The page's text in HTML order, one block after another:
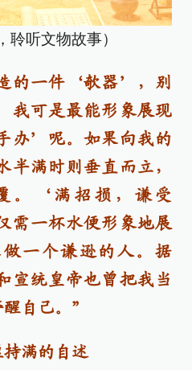
聆听文物故事）
的一件‘欹器’，别
我可是最能形象展现
办’呢。如果向我的
半满时则垂直而立，
。‘满招损，谦受
需一杯水便形象地展
一个谦逊的人。据
宣统皇帝也曾把我当
自己。”
满的自述